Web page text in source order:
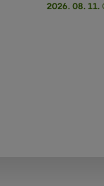
2026. 08. 11.